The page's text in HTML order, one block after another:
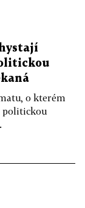
o kterém
politickou